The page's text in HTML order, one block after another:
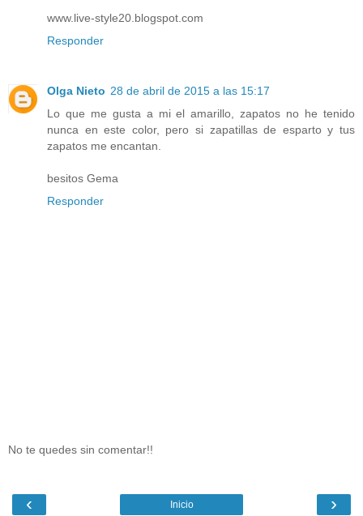
www.live-style20.blogspot.com
Responder
Olga Nieto 28 de abril de 2015 a las 15:17
Lo que me gusta a mi el amarillo, zapatos no he tenido
nunca en este color, pero si zapatillas de esparto y tus
zapatos me encantan.
besitos Gema
Responder
No te quedes sin comentar!!
‹ ›
Inicio